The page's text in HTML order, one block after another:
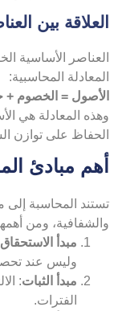
بين
الأساسية
المحاسبية:
= الخصوم +
المعادلة هي
على توازن
مبادئ
المحاسبة إلى
ومن أهمها:
مبدأ الاستحقاق:
وليس عند
مبدأ الثبات:
الفترات.